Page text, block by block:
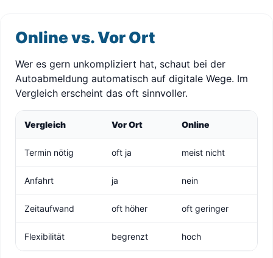
Online vs. Vor Ort
Wer es gern unkompliziert hat, schaut bei der
Autoabmeldung automatisch auf digitale Wege. Im
Vergleich erscheint das oft sinnvoller.
Vergleich Vor Ort Online
Termin nötig oft ja meist nicht
Anfahrt ja nein
Zeitaufwand oft höher oft geringer
Flexibilität begrenzt hoch